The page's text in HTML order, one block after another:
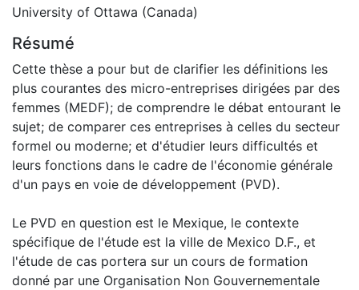
University of Ottawa (Canada)
Résumé
Cette thèse a pour but de clarifier les définitions les
plus courantes des micro-entreprises dirigées par des
femmes (MEDF); de comprendre le débat entourant le
sujet; de comparer ces entreprises à celles du secteur
formel ou moderne; et d'étudier leurs difficultés et
leurs fonctions dans le cadre de l'économie générale
d'un pays en voie de développement (PVD).
Le PVD en question est le Mexique, le contexte
spécifique de l'étude est la ville de Mexico D.F., et
l'étude de cas portera sur un cours de formation
donné par une Organisation Non Gouvernementale